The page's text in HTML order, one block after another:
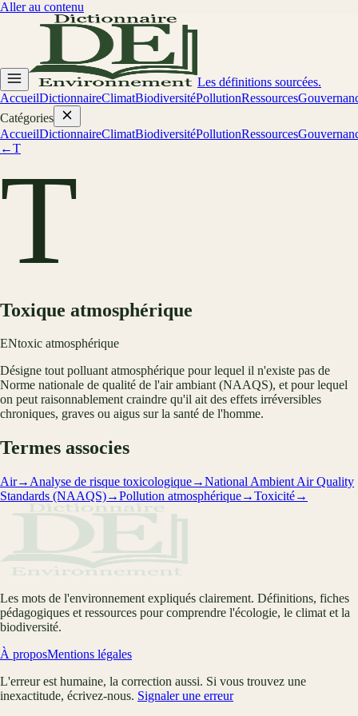
Aller au contenu
Les définitions sourcées.
AccueilDictionnaireClimatBiodiversitéPollutionRessources
Catégories
AccueilDictionnaireClimatBiodiversitéPollutionRessources
←T
T
Toxique atmosphérique
ENtoxic atmosphérique
Désigne tout polluant atmosphérique pour lequel il n'existe pas de
Norme nationale de qualité de l'air ambiant (NAAQS), et pour lequel
on peut raisonnablement craindre qu'il ait des effets irréversibles
chroniques, graves ou aigus sur la santé de l'homme.
Termes associes
Air→ Analyse de risque toxicologique→National Ambient Air Quality
Standards (NAAQS)→Pollution atmosphérique→Toxicité→
Les mots de l'environnement expliqués clairement. Définitions, fiches
pédagogiques et ressources pour comprendre l'écologie, le climat et la
biodiversité.
À proposMentions légales
L'erreur est humaine, la correction aussi. Si vous trouvez une
inexactitude, écrivez-nous. Signaler une erreur